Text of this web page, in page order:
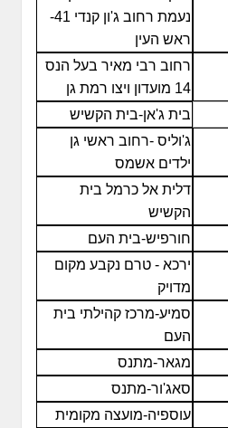
נעמת רחוב ג'ון קנדי 41-
ראש העין
רחוב רבי מאיר בעל הנס
14 מועדון ויצו רמת גן
בית ג'אן-בית הקשיש
ג'וליס -רחוב ראשי גן
ילדים אשמס
דלית אל כרמל בית
הקשיש
חורפיש-בית העם
ירכא - טרם נקבע מקום
מדויק
סמיע-מרכז קהילתי בית
העם
מגאר-מתנס
סאג'ור-מתנס
עוספיה-מועצה מקומית